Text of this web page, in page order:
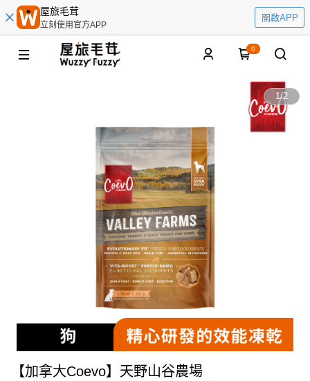
屋旅毛茸
立刻使用官方APP
開啟APP
0
1/2
【加拿大Coevo】天野山谷農場